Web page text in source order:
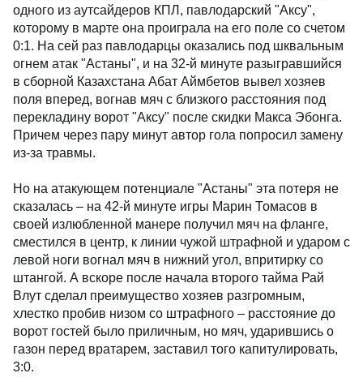
одного из аутсайдеров КПЛ, павлодарский "Аксу",
которому в марте она проиграла на его поле со счетом
0:1. На сей раз павлодарцы оказались под шквальным
огнем атак "Астаны", и на 32-й минуте разыгравшийся
в сборной Казахстана Абат Аймбетов вывел хозяев
поля вперед, вогнав мяч с близкого расстояния под
перекладину ворот "Аксу" после скидки Макса Эбонга.
Причем через пару минут автор гола попросил замену
из-за травмы.
Но на атакующем потенциале "Астаны" эта потеря не
сказалась – на 42-й минуте игры Марин Томасов в
своей излюбленной манере получил мяч на фланге,
сместился в центр, к линии чужой штрафной и ударом с
левой ноги вогнал мяч в нижний угол, впритирку со
штангой. А вскоре после начала второго тайма Рай
Влут сделал преимущество хозяев разгромным,
хлестко пробив низом со штрафного – расстояние до
ворот гостей было приличным, но мяч, ударившись о
газон перед вратарем, заставил того капитулировать,
3:0.